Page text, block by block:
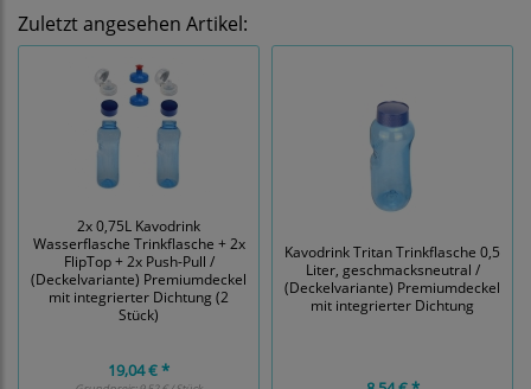
Zuletzt angesehen Artikel:
2x 0,75L Kavodrink
Wasserflasche Trinkflasche + 2x
FlipTop + 2x Push-Pull /
(Deckelvariante) Premiumdeckel
mit integrierter Dichtung (2
Stück)
19,04 € *
Kavodrink Tritan Trinkflasche 0,5
Liter, geschmacksneutral /
(Deckelvariante) Premiumdeckel
mit integrierter Dichtung